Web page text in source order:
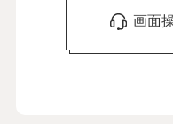
画面